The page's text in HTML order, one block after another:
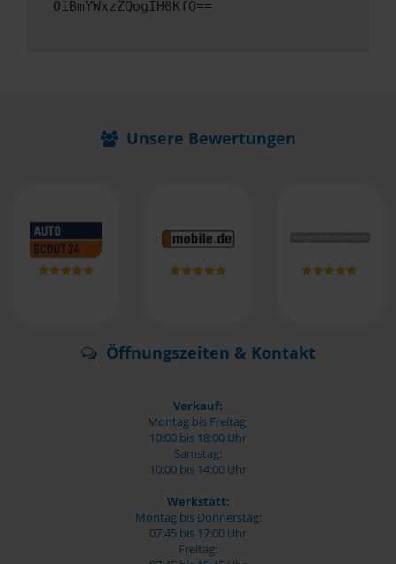
OiBmYWxzZQogIH0KfQ==
Unsere Bewertungen
Öffnungszeiten & Kontakt
Verkauf:
Montag bis Freitag:
10:00 bis 18:00 Uhr
Samstag:
10:00 bis 14:00 Uhr
Werkstatt:
Montag bis Donnerstag:
07:45 bis 17:00 Uhr
Freitag: